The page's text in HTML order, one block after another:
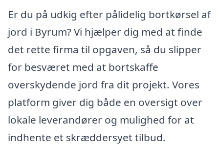
Er du på udkig efter pålidelig bortkørsel af
jord i Byrum? Vi hjælper dig med at finde
det rette firma til opgaven, så du slipper
for besværet med at bortskaffe
overskydende jord fra dit projekt. Vores
platform giver dig både en oversigt over
lokale leverandører og mulighed for at
indhente et skræddersyet tilbud.